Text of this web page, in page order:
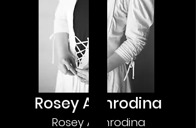
Rosey Aphrodina
Rosey Aphrodina